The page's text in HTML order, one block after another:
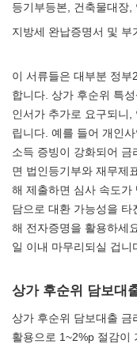
등기부등본, 건축물대장,
지방세 완납증명서 및 부
이 서류들은 대부분 정
합니다. 상가 후순위 특
인서가 추가로 요구되니,
립니다. 예를 들어 개인
소득 증빙이 강화되어
면 법인등기부와 재무제
해 제출하면 심사 속도
담으로 대환 가능성을 타
해 전자증명을 활용하세
일 이내 마무리되실 겁니
상가 후순위 담보대
상가 후순위 담보대출 금
활용으로 1~2%p 절감이